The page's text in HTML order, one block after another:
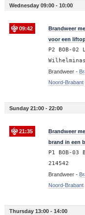
Wednesday 09:00 - 10:00
09:42
Brandweer
voor een
P2 BOB-
Brandweer -
Noord-Brabant
Sunday 21:00 - 22:00
21:35
Brandweer
brand in een
P1 BOB-
214542
Brandweer -
Noord-Brabant
Thursday 13:00 - 14:00